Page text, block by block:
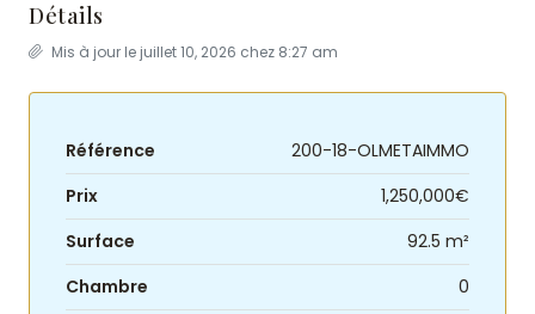
Détails
Mis à jour le juillet 10, 2026 chez 8:27 am
Référence
200-18-OLMETAIMMO
Prix
1,250,000€
Surface
92.5 m²
Chambre
0